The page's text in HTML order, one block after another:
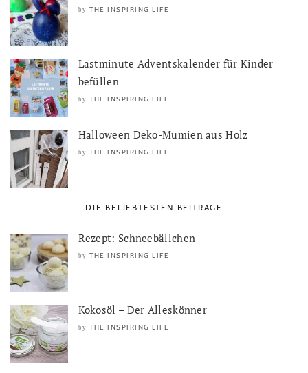
by THE INSPIRING LIFE
Lastminute Adventskalender für Kinder
befüllen
by THE INSPIRING LIFE
Halloween Deko-Mumien aus Holz
by THE INSPIRING LIFE
DIE BELIEBTESTEN BEITRÄGE
Rezept: Schneebällchen
by THE INSPIRING LIFE
Kokosöl – Der Alleskönner
by THE INSPIRING LIFE